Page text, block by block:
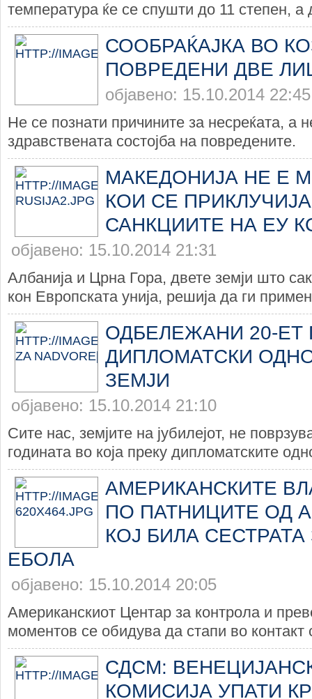
температура ќе се спушти до 11 степен, а
СООБРАЌАЈКА ВО
ПОВРЕДЕНИ ДВЕ
објавено: 15.10.2014 22:45
Не се познати причините за несреќата, а
здравствената состојба на повредените.
МАКЕДОНИЈА НЕ Е
КОИ СЕ
САНКЦИИТЕ НА ЕУ
објавено: 15.10.2014 21:31
Албанија и Црна Гора, двете земји што
кон Европската унија, решија да ги
ОДБЕЛЕЖАНИ 20-ЕТ
ДИПЛОМАТСКИ
ЗЕМЈИ
објавено: 15.10.2014 21:10
Сите нас, земјите на јубилејот, не
годината во која преку дипломатските
АМЕРИКАНСКИТЕ
ПО ПАТНИЦИТЕ ОД
КОЈ БИЛА
ЕБОЛА
објавено: 15.10.2014 20:05
Американскиот Центар за контрола и
моментов се обидува да стапи во контакт
СДСМ:
КОМИСИЈА УПАТИ